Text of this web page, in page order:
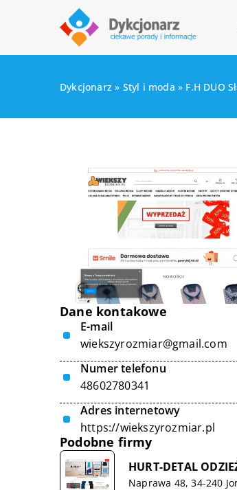
Dykcjonarz » Styl i moda » F.H DUO
Dane kontakowe
E-mail
wiekszyrozmiar@gmail.com
Numer telefonu
48602780341
Adres internetowy
https://wiekszyrozmiar.pl
Podobne firmy
HURT-DETAL
Naprawa 48, 34-240